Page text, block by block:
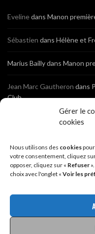
Gérer le
cookies
Nous utilisons des cookies
votre consentement, cliquez
opposer, cliquez sur « Refuser
choix avec l'onglet « Voir les
Evelinedans Manon
Sébastien dans Hélène et
Marius Baillydans Manon
Jean Marc Gautheron dans
Club
Photos de
Sébastien dans Cyclocross
Breniauxdans Cyclocross